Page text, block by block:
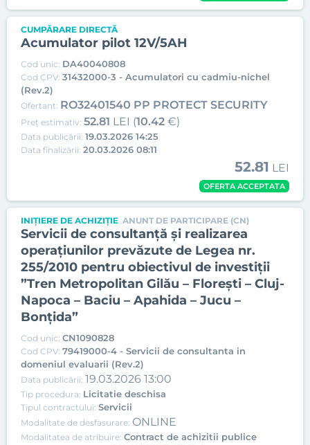
CUMPĂRARE DIRECTĂ
Acumulator pilot 12V/5AH
Cod unic: DA40040808
Cod CPV: 31432000-3 - Acumulatori cu cadmiu-nichel
(Rev.2)
Ofertant: RO32401540 PP PROTECT SECURITY
Preț estimativ: 52.81 LEI (10.42 €)
Data publicării: 19.03.2026 14:25
Data finalizării: 20.03.2026 08:11
52.81 LEI
OFERTA ACCEPTATA
INIȚIERE DE ACHIZIȚIE ANUNT DE PARTICIPARE (CN)
Servicii de consultanță și realizarea
operațiunilor prevăzute de Legea nr.
255/2010 pentru obiectivul de investiții
”Tren Metropolitan Gilău – Floreşti – Cluj-
Napoca – Baciu – Apahida – Jucu –
Bonţida”
Cod unic: CN1090828
Cod CPV: 79419000-4 - Servicii de consultanta in
domeniul evaluarii (Rev.2)
Data publicării: 19.03.2026 13:00
Tip procedura: Licitatie deschisa
Tipul contractului: Servicii
Modalitate de desfasurare: ONLINE
Modalitatea de atribuire: Contract de achizitii publice